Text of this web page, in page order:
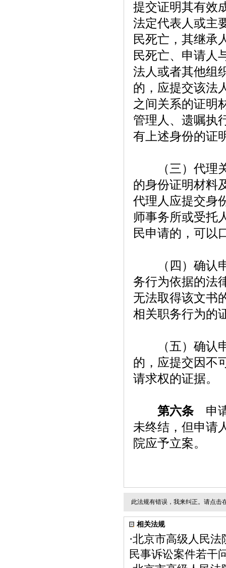
提交证明其有效
法定代表人或主
民死亡，其继承
民死亡、申请人
法人或者其他组
的，应提交该法
之间关系的证明
管理人、遗嘱执
有上述身份的证
（三）代理关
的身份证明材料
代理人应提交身
师事务所或受托
民申请的，可以
（四）确认申
务行为依据的法
无法取得该文书
相关职务行为的
（五）确认申
的，应提交因不
请求权的证据。
第六条 申
未终结，但申请
院应予立案。
此法规有错误，我来纠正。请点击
相关法规
·北京市高级人民法
民事诉讼案件若干